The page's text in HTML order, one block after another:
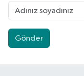
Gönder